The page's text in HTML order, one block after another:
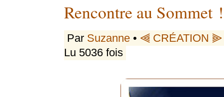
Rencontre au Sommet !
Par Suzanne • ⫷ CRÉATION ⫸
Lu 5036 fois